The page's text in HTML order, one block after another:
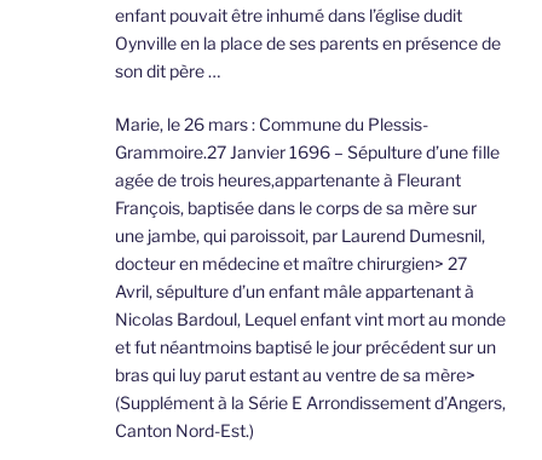
enfant pouvait être inhumé dans l’église dudit
Oynville en la place de ses parents en présence de
son dit père …
Marie, le 26 mars : Commune du Plessis-
Grammoire.27 Janvier 1696 – Sépulture d’une fille
agée de trois heures,appartenante à Fleurant
François, baptisée dans le corps de sa mère sur
une jambe, qui paroissoit, par Laurend Dumesnil,
docteur en médecine et maître chirurgien> 27
Avril, sépulture d’un enfant mâle appartenant à
Nicolas Bardoul, Lequel enfant vint mort au monde
et fut néantmoins baptisé le jour précédent sur un
bras qui luy parut estant au ventre de sa mère>
(Supplément à la Série E Arrondissement d’Angers,
Canton Nord-Est.)